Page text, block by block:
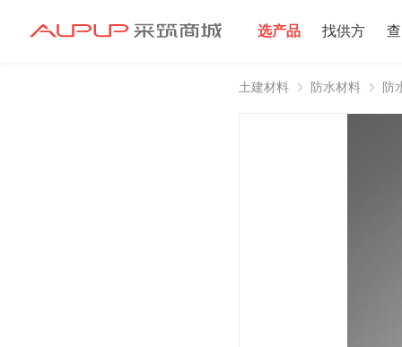
选产品 找供方
土建材料 防水材料 防